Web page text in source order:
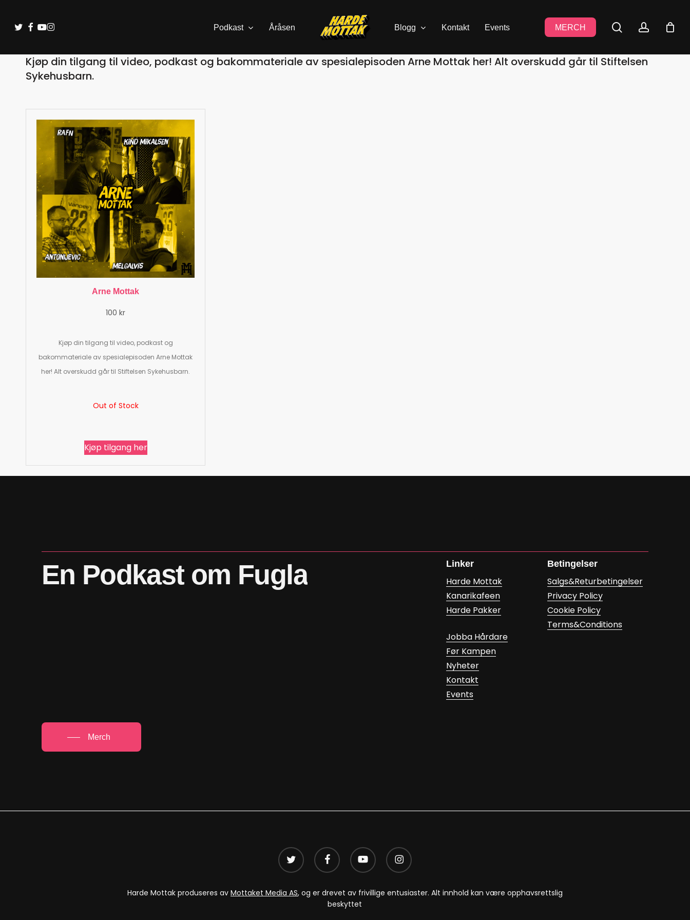
Hit enter to search or ESC to close
Podkast Åråsen Blogg Kontakt Events
TwitterFacebook
Youtube
Instagram MERCH search
Kjøp din tilgang til video, podkast og bakommateriale av spesialepisoden Arne Mottak her! Alt overskudd går til Stiftelsen
Sykehusbarn.
Arne Mottak
100 kr
Kjøp din tilgang til video, podkast og
bakommateriale av spesialepisoden Arne Mottak
her! Alt overskudd går til Stiftelsen Sykehusbarn.
Out of Stock
Kjøp tilgang her
En Podkast om Fugla Linker
Harde Mottak
Kanarikafeen
Harde Pakker
Jobba Hårdare
Før Kampen
Nyheter
Kontakt
Events
Betingelser
Salgs&Returbetingelser
Privacy Policy
Cookie Policy
Terms&Conditions
Merch
twitter facebook youtube instagram
Harde Mottak produseres av Mottaket Media AS, og er drevet av frivillige entusiaster. Alt innhold kan være opphavsrettslig
beskyttet